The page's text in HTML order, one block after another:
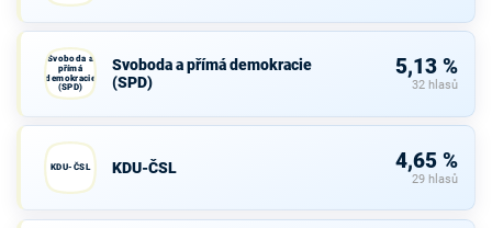
Svoboda a
přímá
demokracie
(SPD)
Svoboda a přímá demokracie
(SPD)
5,13 %
32 hlasů
KDU-ČSL KDU-ČSL 4,65 %
29 hlasů